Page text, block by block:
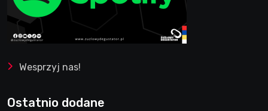
Wesprzyj nas!
Ostatnio dodane